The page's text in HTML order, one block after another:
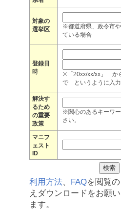
対象の
選挙区
※都道府県、政令市
ている場合
登録日
時
※「20xx/xx/xx」 か
で というように入力
解決す
るため
の重要
政策
※関心のあるキーワ
さい。
マニフ
ェスト
ID
利用方法、 FAQを閲覧の
えダウンロードをお願
ます。